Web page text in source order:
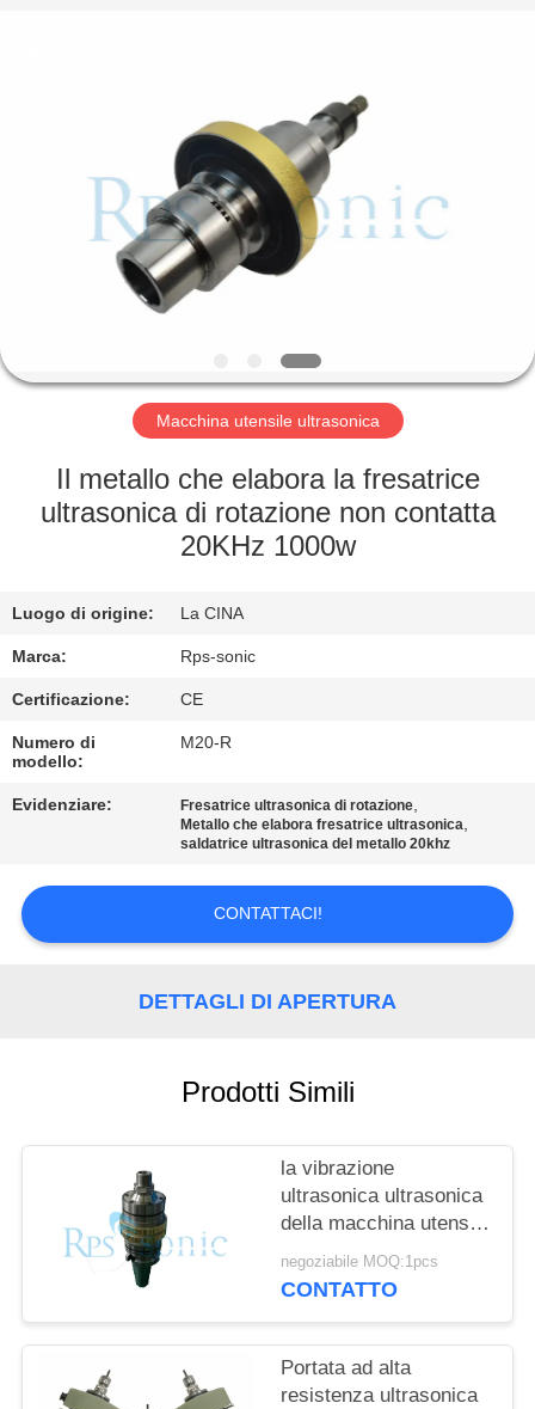
PRODOTTI
GIRO
FABBRICA
CONTROLLO
QUALITÀ
CONTATTICI
NOTIZIE
MAPPA
PRIVACY
Macchina utensile ultrasonica
Il metallo che elabora la fresatrice
ultrasonica di rotazione non contatta
20KHz 1000w
Luogo di origine: La CINA
Marca: Rps-sonic
Certificazione: CE
Numero di
modello:
M20-R
Evidenziare: Fresatrice ultrasonica di rotazione,
Metallo che elabora fresatrice ultrasonica,
saldatrice ultrasonica del metallo 20khz
CONTATTACI!
DETTAGLI DI APERTURA
Prodotti Simili
la vibrazione
ultrasonica ultrasonica
della macchina utensile
20Khz ha assistito il
taglio del vetro
negoziabile MOQ:1pcs
CONTATTO
Portata ad alta
resistenza ultrasonica